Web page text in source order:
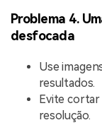
Problema 4.
desfocada
Use
resultados.
Evite
resolução.